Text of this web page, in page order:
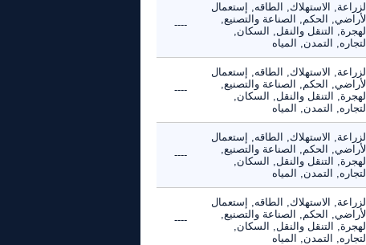
الزراعة, الاستهلاك, الطاقه, إستعمال
الأراضي, الحكم, الصناعة والتصنيع,
الهجرة, التنقل والنقل, السكان,
التجاره, التمدن, المياه
----
الزراعة, الاستهلاك, الطاقه, إستعمال
الأراضي, الحكم, الصناعة والتصنيع,
الهجرة, التنقل والنقل, السكان,
التجاره, التمدن, المياه
----
الزراعة, الاستهلاك, الطاقه, إستعمال
الأراضي, الحكم, الصناعة والتصنيع,
الهجرة, التنقل والنقل, السكان,
التجاره, التمدن, المياه
----
الزراعة, الاستهلاك, الطاقه, إستعمال
الأراضي, الحكم, الصناعة والتصنيع,
الهجرة, التنقل والنقل, السكان,
التجاره, التمدن, المياه
----